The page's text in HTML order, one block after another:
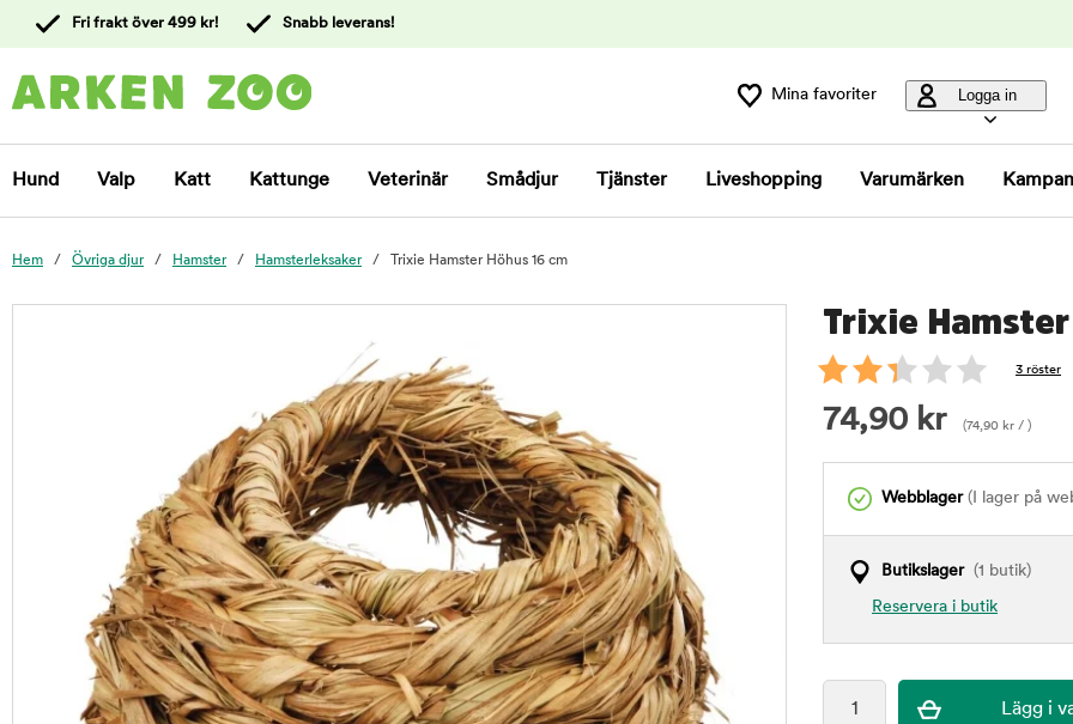
kundtjänst
Fri frakt över 499 kr! Snabb leverans!
Mina favoriter Logga in
Hund Valp Katt Kattunge Veterinär Smådjur Tjänster Liveshopping Varumärken
Hem Övriga djur Hamster Hamsterleksaker Trixie Hamster Höhus 16 cm
Trixie
3 röster
74,90 kr (74,90 kr / )
Webblager(I lager på
Butikslager(1 butik)
Reservera i butik